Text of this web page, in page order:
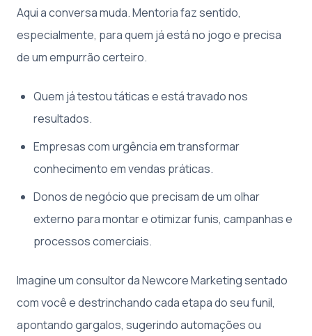
Aqui a conversa muda. Mentoria faz sentido,
especialmente, para quem já está no jogo e precisa
de um empurrão certeiro.
Quem já testou táticas e está travado nos
resultados.
Empresas com urgência em transformar
conhecimento em vendas práticas.
Donos de negócio que precisam de um olhar
externo para montar e otimizar funis, campanhas e
processos comerciais.
Imagine um consultor da Newcore Marketing sentado
com você e destrinchando cada etapa do seu funil,
apontando gargalos, sugerindo automações ou